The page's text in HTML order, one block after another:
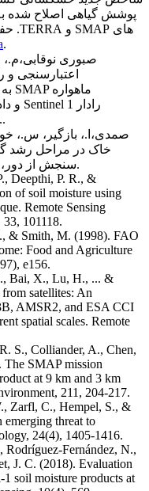
پوشش گیاهی اصلاح شده
های SMAP و TERRA
.
صبوری نوقابی،م.،
اعتبارسنجی
ماهواره SMAP
رادار
Sentinel 1 و
.
خاک در مراحل رشد
سنجش از دور، پژوهش های دانش زمین، 12 (2). 63-50.
Deepthi, P. R., &
of soil moisture using
Remote Sensing
101118.
& Smith, M. (1998). FAO
Food and Agriculture
e156.
Bai, X., Lu, H., ... &
satellites: An
AMSR2, and ESA CCI
spatial scales. Remote
S., Colliander, A., Chen,
SMAP mission
at 9 km and 3 km
211, 204-217.
Zarfl, C., Hempel, S., &
threat to
24(4), 1405-1416.
Fernández, N.,
J. C. (2018). Evaluation
soil moisture products at